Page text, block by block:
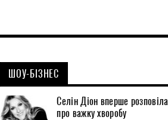
ШОУ-БІЗНЕС
Селін Діон вперше розповіла
про важку хворобу